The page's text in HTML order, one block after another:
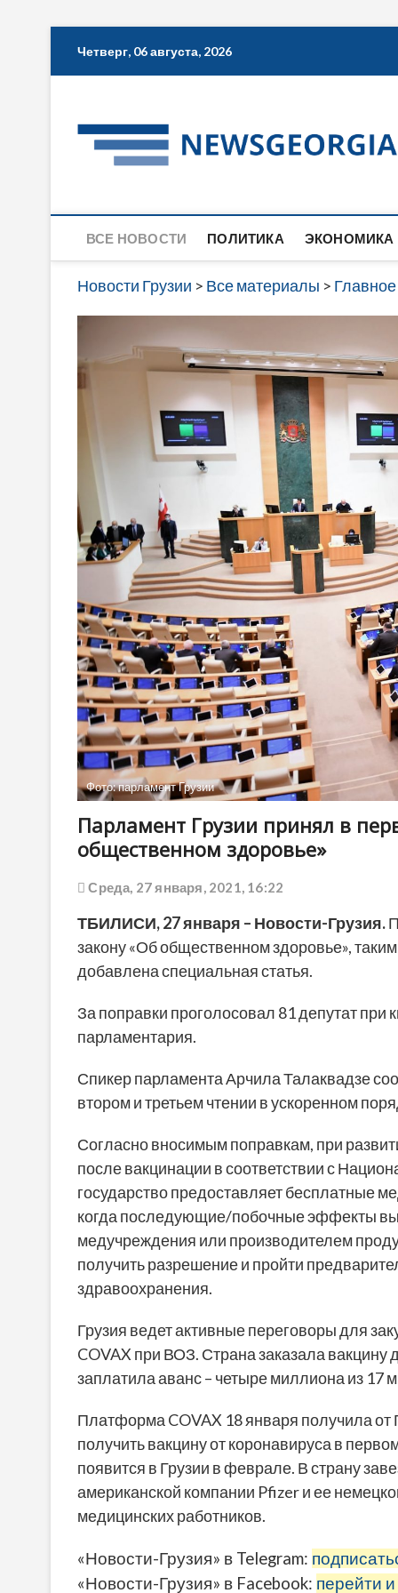
Четверг, 06 августа, 2026
ВСЕ НОВОСТИ ПОЛИТИКА ЭКОНОМИКА
Новости Грузии > Все материалы > Главное
Фото: парламент Грузии
Парламент Грузии принял в
общественном здоровье»
Среда, 27 января, 2021, 16:22
ТБИЛИСИ,27 января – Новости-Грузия.
закону «Об общественном здоровье»,
добавлена специальная статья.
За поправки проголосовал 81 депутат
парламентария.
Спикер парламента Арчила Талаквадзе
втором и третьем чтении в ускоренном
Согласно вносимым поправкам, при
после вакцинации в соответствии с
государство предоставляет бесплатные
когда последующие/побочные эффекты
медучреждения или производителем
получить разрешение и пройти
здравоохранения.
Грузия ведет активные переговоры для
COVAX при ВОЗ. Страна заказала вакцину
заплатила аванс – четыре миллиона из 17
Платформа COVAX 18 января получила от
получить вакцину от коронавируса в
появится в Грузии в феврале. В страну
американской компании Pfizer и ее
медицинских работников.
«Новости-Грузия» в Telegram:
«Новости-Грузия» в Facebook: перейти и